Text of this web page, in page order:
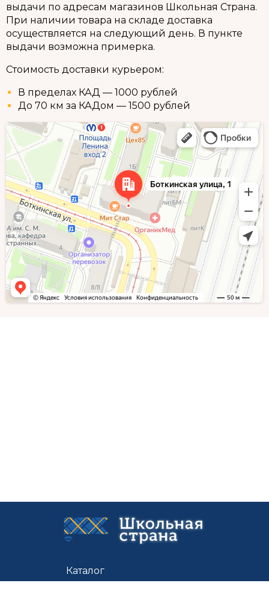
выдачи по адресам магазинов Школьная Страна.
При наличии товара на складе доставка
осуществляется на следующий день. В пункте
выдачи возможна примерка.
Стоимость доставки курьером:
В пределах КАД — 1000 рублей
До 70 км за КАДом — 1500 рублей
Каталог